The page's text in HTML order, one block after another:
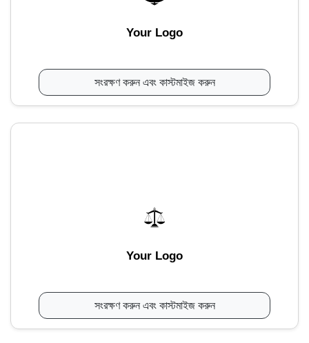
Your Logo
সংরক্ষণ করুন এবং কাস্টমাইজ করুন
Your Logo
সংরক্ষণ করুন এবং কাস্টমাইজ করুন